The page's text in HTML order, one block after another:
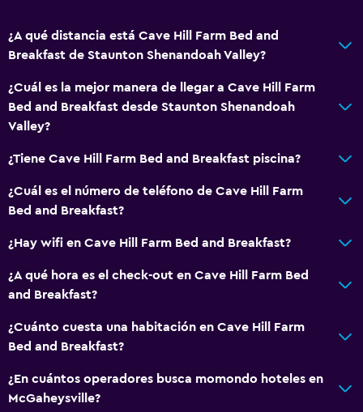
¿A qué distancia está Cave Hill Farm Bed and
Breakfast de Staunton Shenandoah Valley?
¿Cuál es la mejor manera de llegar a Cave Hill Farm
Bed and Breakfast desde Staunton Shenandoah
Valley?
¿Tiene Cave Hill Farm Bed and Breakfast piscina?
¿Cuál es el número de teléfono de Cave Hill Farm
Bed and Breakfast?
¿Hay wifi en Cave Hill Farm Bed and Breakfast?
¿A qué hora es el check-out en Cave Hill Farm Bed
and Breakfast?
¿Cuánto cuesta una habitación en Cave Hill Farm
Bed and Breakfast?
¿En cuántos operadores busca momondo hoteles en
McGaheysville?